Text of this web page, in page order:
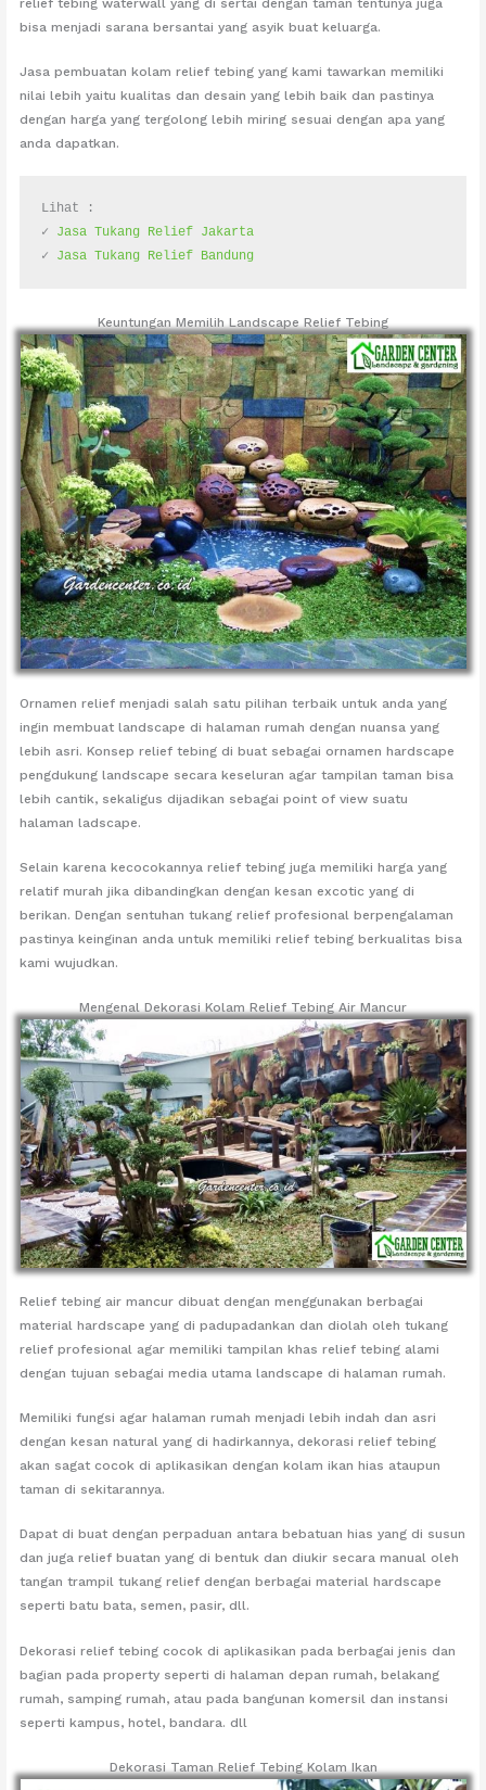
bisa menjadi sarana bersantai yang asyik buat keluarga.
Jasa pembuatan kolam relief tebing yang kami tawarkan memiliki
nilai lebih yaitu kualitas dan desain yang lebih baik dan pastinya
dengan harga yang tergolong lebih miring sesuai dengan apa yang
anda dapatkan.
Lihat :
✓ Jasa Tukang Relief Jakarta
✓ Jasa Tukang Relief Bandung
Keuntungan Memilih Landscape Relief Tebing
Ornamen relief menjadi salah satu pilihan terbaik untuk anda yang
ingin membuat landscape di halaman rumah dengan nuansa yang
lebih asri. Konsep relief tebing di buat sebagai ornamen hardscape
pengdukung landscape secara keseluran agar tampilan taman bisa
lebih cantik, sekaligus dijadikan sebagai point of view suatu
halaman ladscape.
Selain karena kecocokannya relief tebing juga memiliki harga yang
relatif murah jika dibandingkan dengan kesan excotic yang di
berikan. Dengan sentuhan tukang relief profesional berpengalaman
pastinya keinginan anda untuk memiliki relief tebing berkualitas bisa
kami wujudkan.
Mengenal Dekorasi Kolam Relief Tebing Air Mancur
Relief tebing air mancur dibuat dengan menggunakan berbagai
material hardscape yang di padupadankan dan diolah oleh tukang
relief profesional agar memiliki tampilan khas relief tebing alami
dengan tujuan sebagai media utama landscape di halaman rumah.
Memiliki fungsi agar halaman rumah menjadi lebih indah dan asri
dengan kesan natural yang di hadirkannya, dekorasi relief tebing
akan sagat cocok di aplikasikan dengan kolam ikan hias ataupun
taman di sekitarannya.
Dapat di buat dengan perpaduan antara bebatuan hias yang di susun
dan juga relief buatan yang di bentuk dan diukir secara manual oleh
tangan trampil tukang relief dengan berbagai material hardscape
seperti batu bata, semen, pasir, dll.
Dekorasi relief tebing cocok di aplikasikan pada berbagai jenis dan
bagian pada property seperti di halaman depan rumah, belakang
rumah, samping rumah, atau pada bangunan komersil dan instansi
seperti kampus, hotel, bandara. dll
Dekorasi Taman Relief Tebing Kolam Ikan